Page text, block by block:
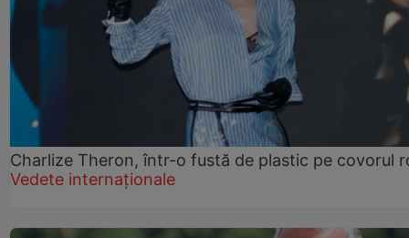
Charlize Theron, într-o fustă de plastic pe covorul
Vedete internaționale